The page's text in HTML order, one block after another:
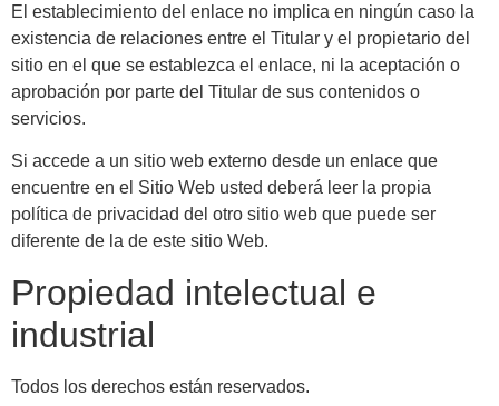
El establecimiento del enlace no implica en ningún caso la
existencia de relaciones entre el Titular y el propietario del
sitio en el que se establezca el enlace, ni la aceptación o
aprobación por parte del Titular de sus contenidos o
servicios.
Si accede a un sitio web externo desde un enlace que
encuentre en el Sitio Web usted deberá leer la propia
política de privacidad del otro sitio web que puede ser
diferente de la de este sitio Web.
Propiedad intelectual e
industrial
Todos los derechos están reservados.